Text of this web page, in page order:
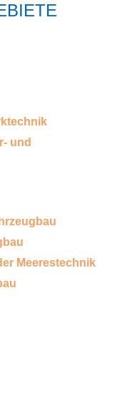
und
Meerestechnik